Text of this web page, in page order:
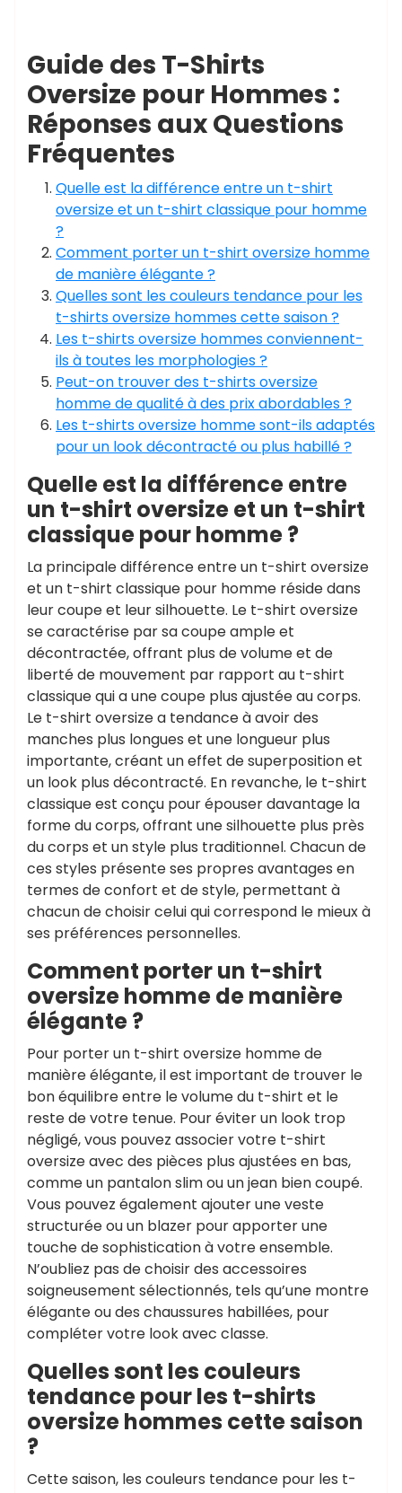
Guide des T-Shirts
Oversize pour Hommes :
Réponses aux Questions
Fréquentes
Quelle est la différence entre un t-shirt
oversize et un t-shirt classique pour homme
?
Comment porter un t-shirt oversize homme
de manière élégante ?
Quelles sont les couleurs tendance pour les
t-shirts oversize hommes cette saison ?
Les t-shirts oversize hommes conviennent-
ils à toutes les morphologies ?
Peut-on trouver des t-shirts oversize
homme de qualité à des prix abordables ?
Les t-shirts oversize homme sont-ils adaptés
pour un look décontracté ou plus habillé ?
Quelle est la différence entre
un t-shirt oversize et un t-shirt
classique pour homme ?
La principale différence entre un t-shirt oversize
et un t-shirt classique pour homme réside dans
leur coupe et leur silhouette. Le t-shirt oversize
se caractérise par sa coupe ample et
décontractée, offrant plus de volume et de
liberté de mouvement par rapport au t-shirt
classique qui a une coupe plus ajustée au corps.
Le t-shirt oversize a tendance à avoir des
manches plus longues et une longueur plus
importante, créant un effet de superposition et
un look plus décontracté. En revanche, le t-shirt
classique est conçu pour épouser davantage la
forme du corps, offrant une silhouette plus près
du corps et un style plus traditionnel. Chacun de
ces styles présente ses propres avantages en
termes de confort et de style, permettant à
chacun de choisir celui qui correspond le mieux à
ses préférences personnelles.
Comment porter un t-shirt
oversize homme de manière
élégante ?
Pour porter un t-shirt oversize homme de
manière élégante, il est important de trouver le
bon équilibre entre le volume du t-shirt et le
reste de votre tenue. Pour éviter un look trop
négligé, vous pouvez associer votre t-shirt
oversize avec des pièces plus ajustées en bas,
comme un pantalon slim ou un jean bien coupé.
Vous pouvez également ajouter une veste
structurée ou un blazer pour apporter une
touche de sophistication à votre ensemble.
N’oubliez pas de choisir des accessoires
soigneusement sélectionnés, tels qu’une montre
élégante ou des chaussures habillées, pour
compléter votre look avec classe.
Quelles sont les couleurs
tendance pour les t-shirts
oversize hommes cette saison
?
Cette saison, les couleurs tendance pour les t-